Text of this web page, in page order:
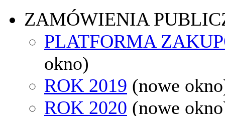
ZAMÓWIENIA
PLATFORMA
okno)
ROK 2019 (nowe
ROK 2020 (nowe